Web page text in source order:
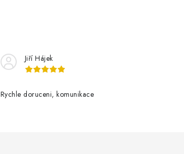
Jiří Hájek
Rychle doruceni, komunikace